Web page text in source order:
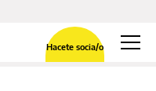
Hacete socia/o